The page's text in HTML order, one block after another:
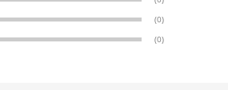
(0)
(0)